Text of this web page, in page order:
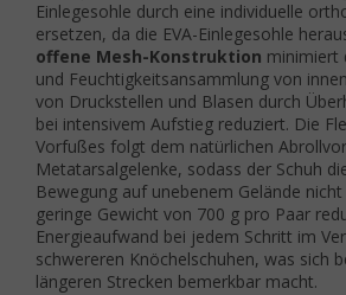
Einlegesohle durch eine individuelle
ersetzen, da die EVA-Einlegesohle
offene Mesh-Konstruktion minimiert
und Feuchtigkeitsansammlung von
von Druckstellen und Blasen durch
bei intensivem Aufstieg reduziert. Die
Vorfußes folgt dem natürlichen
Metatarsalgelenke, sodass der Schuh
Bewegung auf unebenem Gelände
geringe Gewicht von 700 g pro Paar
Energieaufwand bei jedem Schritt im
schwereren Knöchelschuhen, was sich
längeren Strecken bemerkbar macht.